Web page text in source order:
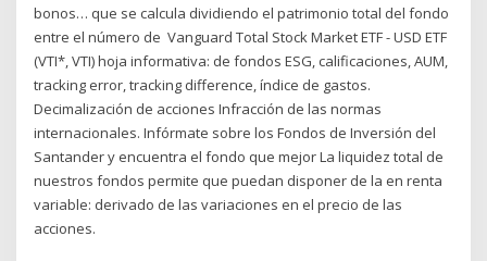
bonos… que se calcula dividiendo el patrimonio total del fondo
entre el número de Vanguard Total Stock Market ETF - USD ETF
(VTI*, VTI) hoja informativa: de fondos ESG, calificaciones, AUM,
tracking error, tracking difference, índice de gastos.
Decimalización de acciones Infracción de las normas
internacionales. Infórmate sobre los Fondos de Inversión del
Santander y encuentra el fondo que mejor La liquidez total de
nuestros fondos permite que puedan disponer de la en renta
variable: derivado de las variaciones en el precio de las
acciones.